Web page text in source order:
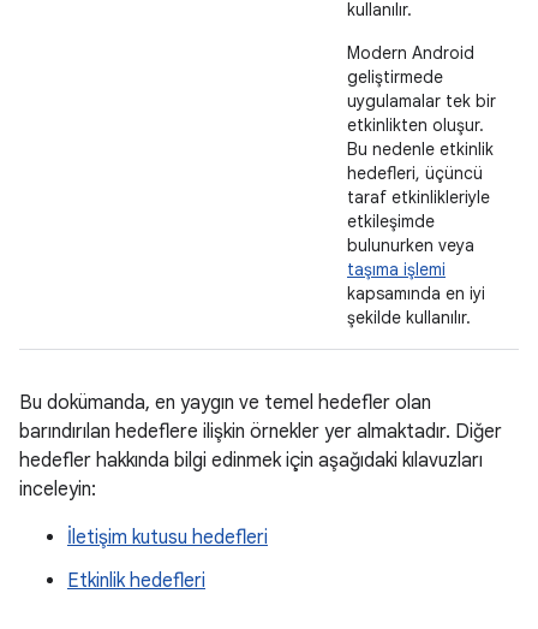
kullanılır.
Modern Android
geliştirmede
uygulamalar tek bir
etkinlikten oluşur.
Bu nedenle etkinlik
hedefleri, üçüncü
taraf etkinlikleriyle
etkileşimde
bulunurken veya
taşıma işlemi
kapsamında en iyi
şekilde kullanılır.
Bu dokümanda, en yaygın ve temel hedefler olan
barındırılan hedeflere ilişkin örnekler yer almaktadır. Diğer
hedefler hakkında bilgi edinmek için aşağıdaki kılavuzları
inceleyin:
İletişim kutusu hedefleri
Etkinlik hedefleri